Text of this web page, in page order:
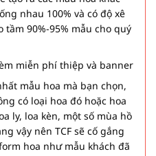
nhau 100% và có độ xê
tầm 90%-95% mẫu cho quý
miễn phí thiệp và banner
mẫu hoa mà bạn chọn,
có loại hoa đó hoặc hoa
ly, loa kèn, một số mùa hồ
vậy nên TCF sẽ cố gắng
hoa như mẫu khách đã